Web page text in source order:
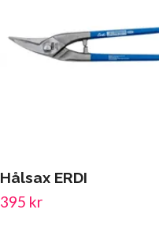
Hålsax ERDI
395 kr